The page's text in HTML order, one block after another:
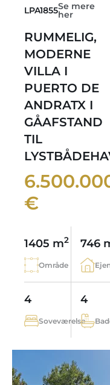
LPA1855Se mere
her
RUMMELIG,
MODERNE
VILLA I
PUERTO DE
ANDRATX I
GÅAFSTAND
TIL
€
1405 m2
Område
746
4
Soveværelse
4